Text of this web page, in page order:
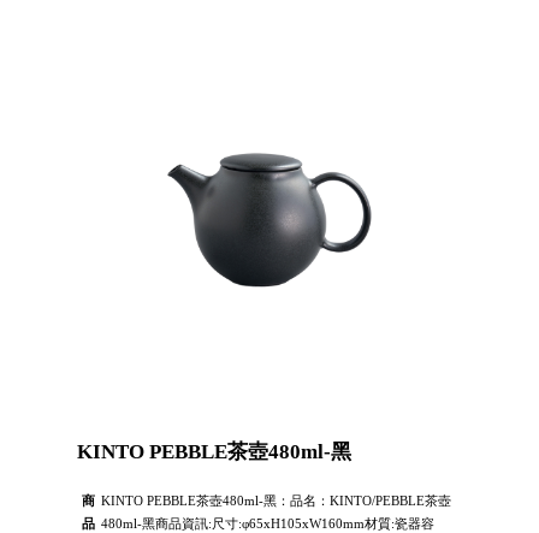
KINTO PEBBLE茶壺480ml-黑
商
品
KINTO PEBBLE茶壺480ml-黑：品名：KINTO/PEBBLE茶壺
480ml-黑商品資訊:尺寸:φ65xH105xW160mm材質:瓷器容